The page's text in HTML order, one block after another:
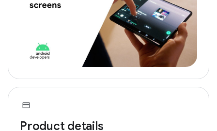
Product details